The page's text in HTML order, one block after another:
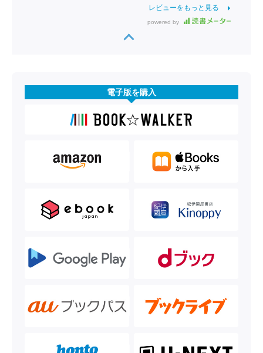
レビューをもっと見る
powered by
電子版を購入